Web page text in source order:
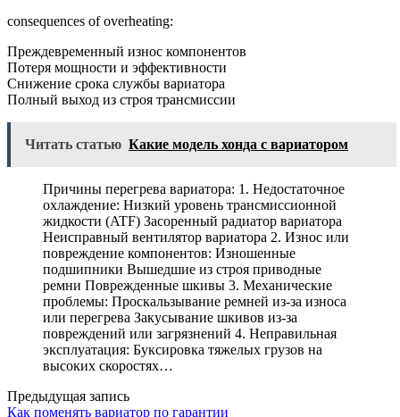
consequences of overheating:
Преждевременный износ компонентов
Потеря мощности и эффективности
Снижение срока службы вариатора
Полный выход из строя трансмиссии
Читать статью Какие модель хонда с вариатором
Причины перегрева вариатора: 1. Недостаточное
охлаждение: Низкий уровень трансмиссионной
жидкости (ATF) Засоренный радиатор вариатора
Неисправный вентилятор вариатора 2. Износ или
повреждение компонентов: Изношенные
подшипники Вышедшие из строя приводные
ремни Поврежденные шкивы 3. Механические
проблемы: Проскальзывание ремней из-за износа
или перегрева Закусывание шкивов из-за
повреждений или загрязнений 4. Неправильная
эксплуатация: Буксировка тяжелых грузов на
высоких скоростях…
Предыдущая запись
Как поменять вариатор по гарантии